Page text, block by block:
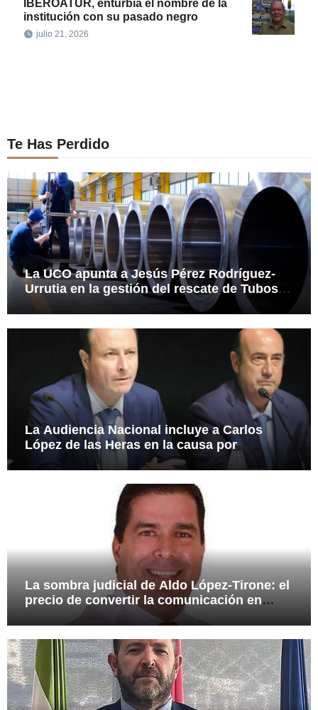
IBEROATUR, enturbia el nombre de la
institución con su pasado negro
julio 21, 2026
Te Has Perdido
La UCO apunta a Jesús Pérez Rodríguez-
Urrutia en la gestión del rescate de Tubos
Reunidos
La Audiencia Nacional incluye a Carlos
López de las Heras en la causa por
presuntas irregularidades en el rescate de
112,8 millones a Tubos Reunidos
La sombra judicial de Aldo López-Tirone: el
precio de convertir la comunicación en